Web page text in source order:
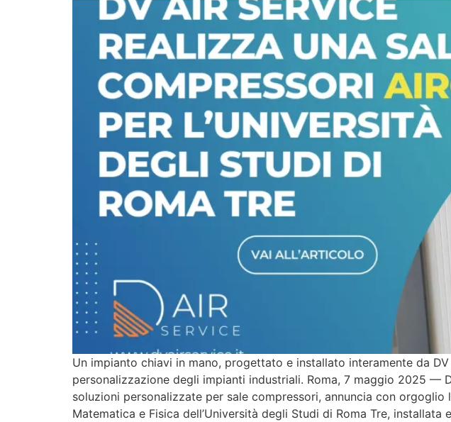
Un impianto chiavi in mano, progettato e installato interamente da
personalizzazione degli impianti industriali. Roma, 7 maggio 2025 —
soluzioni personalizzate per sale compressori, annuncia con
Matematica e Fisica dell’Università degli Studi di Roma Tre,